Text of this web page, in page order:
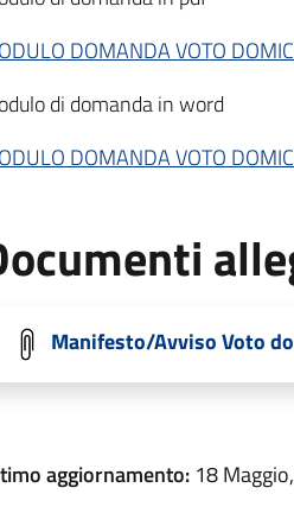
DOMANDA VOTO
di domanda in word
DOMANDA VOTO
Manifesto/Avviso Voto
aggiornamento: 18